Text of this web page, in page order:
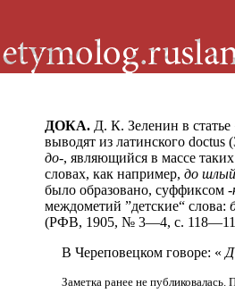
ДОКА. Д. К. Зеленин в статье
выводят из латинского
до-, являющийся в массе таких
словах, как например, до шлый
было образовано, суффиксом -
междометий ”детские“ слова:
(РФВ, 1905, № 3—4, с.
В Череповецком говоре: « Д
Заметка ранее не